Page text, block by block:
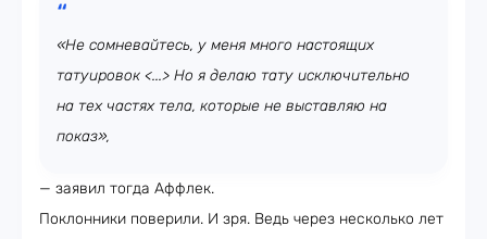
«Не сомневайтесь, у меня много настоящих
татуировок <...> Но я делаю тату исключительно
на тех частях тела, которые не выставляю на
показ»,
— заявил тогда Аффлек.
Поклонники поверили. И зря. Ведь через несколько лет